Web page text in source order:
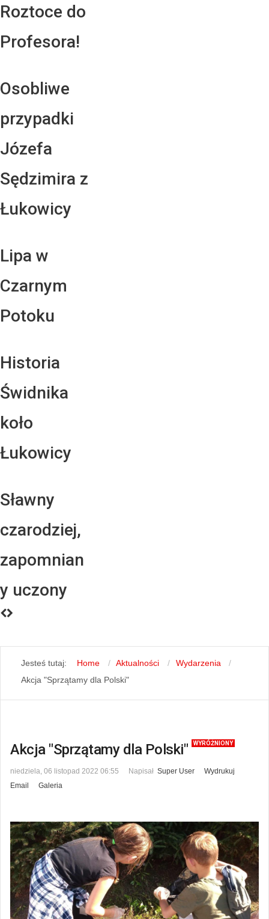
Roztoce do
Profesora!
Osobliwe
przypadki
Józefa
Sędzimira z
Łukowicy
Lipa w
Czarnym
Potoku
Historia
Świdnika
koło
Łukowicy
Sławny
czarodziej,
zapomnian
y uczony
Jesteś tutaj: Home Aktualności
Wydarzenia
Akcja "Sprzątamy dla Polski"
Akcja "Sprzątamy dla Polski" WYRÓŻNIONY
niedziela, 06 listopad 2022 06:55 Napisał Super User
Wydrukuj
Email
Galeria